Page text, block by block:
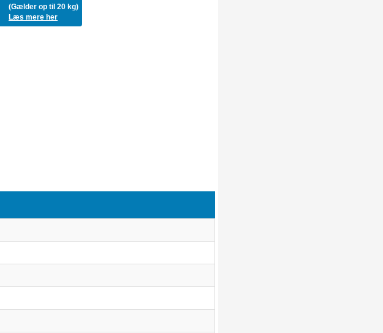
(Gælder op til 20 kg)
Læs mere her